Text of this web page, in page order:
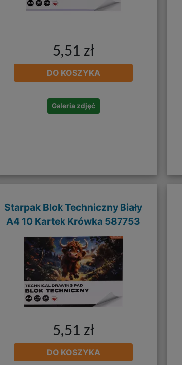
5,51 zł
DO KOSZYKA
Galeria zdjęć
Starpak Blok Techniczny Biały
A4 10 Kartek Krówka 587753
5,51 zł
DO KOSZYKA